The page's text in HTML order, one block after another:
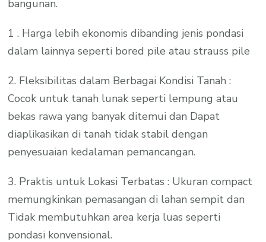
bangunan.
1 . Harga lebih ekonomis dibanding jenis pondasi
dalam lainnya seperti bored pile atau strauss pile
2. Fleksibilitas dalam Berbagai Kondisi Tanah :
Cocok untuk tanah lunak seperti lempung atau
bekas rawa yang banyak ditemui dan Dapat
diaplikasikan di tanah tidak stabil dengan
penyesuaian kedalaman pemancangan.
3. Praktis untuk Lokasi Terbatas : Ukuran compact
memungkinkan pemasangan di lahan sempit dan
Tidak membutuhkan area kerja luas seperti
pondasi konvensional.